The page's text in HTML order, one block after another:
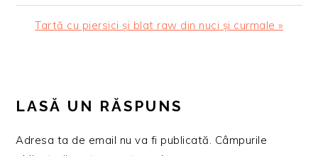
Articolul
Tartă cu piersici și blat raw din nuci și curmale »
INTERACTIONS
LASĂ UN RĂSPUNS
Adresa ta de email nu va fi publicată. Câmpurile